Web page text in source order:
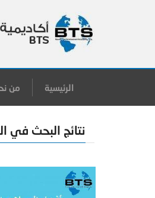
الرئيسية من
نتائج البحث في